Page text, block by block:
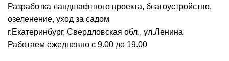
Разработка ландшафтного проекта, благоустройство,
озеленение, уход за садом
г.Екатеринбург, Свердловская обл., ул.Ленина
Работаем ежедневно с 9.00 до 19.00